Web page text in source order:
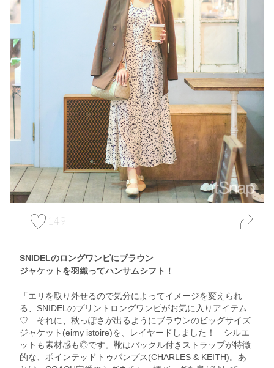
149
SNIDELのロングワンピにブラウン
ジャケットを羽織ってハンサムシフト！
「エリを取り外せるので気分によってイメージを変えられ
る、SNIDELのプリントロングワンピがお気に入りアイテム
♡ それに、秋っぽさが出るようにブラウンのビッグサイズ
ジャケット(eimy istoire)を、レイヤードしました！ シルエ
ットも素材感も◎です。靴はバックル付きストラップが特徴
的な、ポインテッドトゥパンプス(CHARLES & KEITH)。あ